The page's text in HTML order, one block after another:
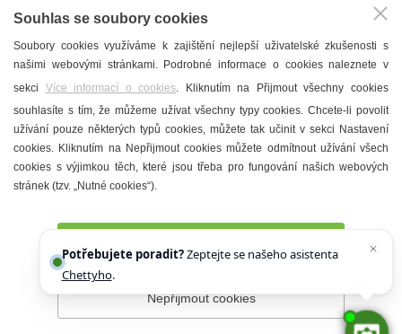
T. G. Masaryk
Mandloně
Ubytování
Restaurace
Městské muzeum a galerie
Denní meníčka
Prohlášení o přístupnosti Správce webu
Souhlas se soubory cookies
Soubory cookies využíváme k zajištění nejlepší uživatelské zkušenosti s
našimi webovými stránkami. Podrobné informace o cookies naleznete v
sekci Více informací o cookies. Kliknutím na Přijmout všechny cookies
souhlasíte s tím, že můžeme užívat všechny typy cookies. Chcete-li povolit
užívání pouze některých typů cookies, můžete tak učinit v sekci Nastavení
cookies. Kliknutím na Nepřijmout cookies můžete odmítnout užívání všech
cookies s výjimkou těch, které jsou třeba pro fungování našich webových
stránek (tzv. „Nutné cookies“).
Nepřijmout cookies
Potřebujete poradit?Zeptejte se našeho asistenta
Chettyho.